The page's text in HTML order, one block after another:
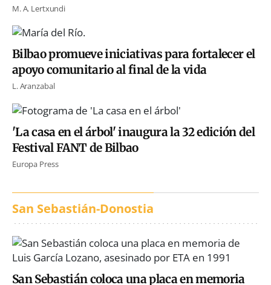
M. A. Lertxundi
Bilbao promueve iniciativas para fortalecer el
apoyo comunitario al final de la vida
L. Aranzabal
'La casa en el árbol' inaugura la 32 edición del
Festival FANT de Bilbao
Europa Press
San Sebastián-Donostia
San Sebastián coloca una placa en memoria